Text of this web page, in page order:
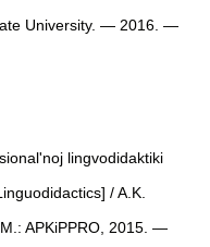
University. — 2016. —
lingvodidaktiki
/ A.K.
APKiPPRO, 2015. —